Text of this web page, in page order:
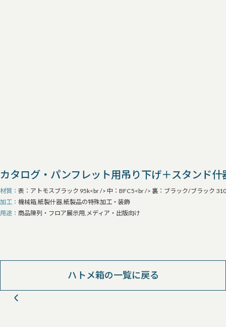
カタログ・パンフレット用吊り下げ＋スタンド
材質
表：アトモスブラック 95k<br /> 中：BFC5<br /> 裏：ブラック/ブラック
加工
機械箱,紙製什器,紙製品の特殊加工・装飾
用途
商品陳列・フロア展示用,メディア・出版向け
ハトメ箱の一覧に戻る